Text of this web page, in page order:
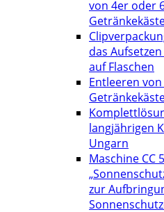
von 4er oder
das
auf Flaschen
Entleeren von
langjährigen
Ungarn
Maschine CC
zur